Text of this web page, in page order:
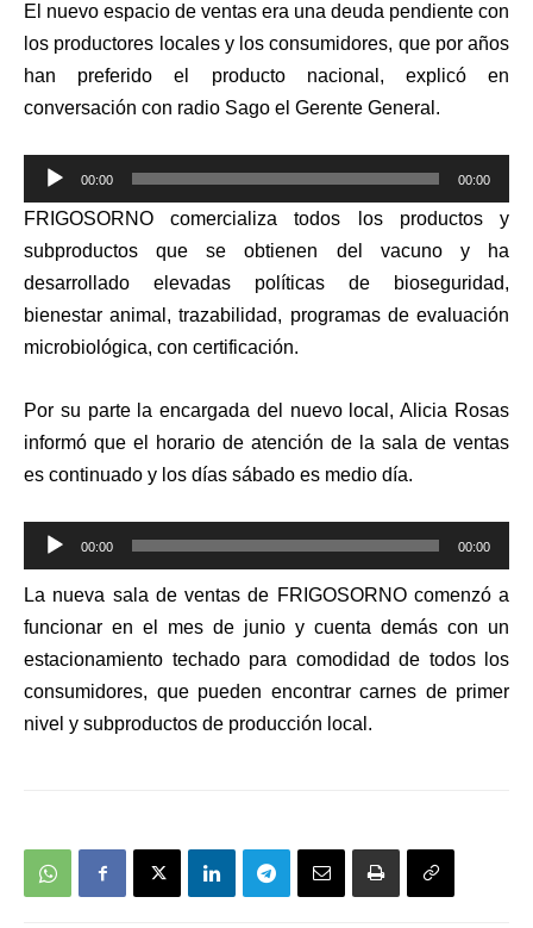
El nuevo espacio de ventas era una deuda pendiente con
los productores locales y los consumidores, que por años
han preferido el producto nacional, explicó en
conversación con radio Sago el Gerente General.
Reproductor
de
audio
00:00 00:00
FRIGOSORNO comercializa todos los productos y
subproductos que se obtienen del vacuno y ha
desarrollado elevadas políticas de bioseguridad,
bienestar animal, trazabilidad, programas de evaluación
microbiológica, con certificación.
Por su parte la encargada del nuevo local, Alicia Rosas
informó que el horario de atención de la sala de ventas
es continuado y los días sábado es medio día.
Reproductor
de
audio
00:00 00:00
La nueva sala de ventas de FRIGOSORNO comenzó a
funcionar en el mes de junio y cuenta demás con un
estacionamiento techado para comodidad de todos los
consumidores, que pueden encontrar carnes de primer
nivel y subproductos de producción local.